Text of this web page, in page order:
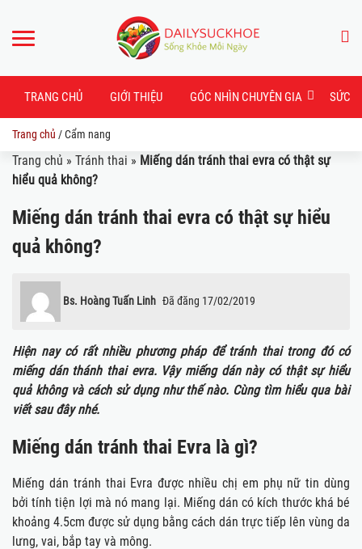
TRANG CHỦ GIỚI THIỆU GÓC NHÌN CHUYÊN GIA SỨC
Trang chủ /Cẩm nang
Trang chủ » Tránh thai » Miếng dán tránh thai evra có thật sự
hiểu quả không?
Miếng dán tránh thai evra có thật sự hiểu
quả không?
Bs. Hoàng Tuấn Linh Đã đăng 17/02/2019
Hiện nay có rất nhiều phương pháp để tránh thai trong đó có
miếng dán thánh thai evra. Vậy miếng dán này có thật sự hiểu
quả không và cách sử dụng như thế nào. Cùng tìm hiểu qua bài
viết sau đây nhé.
Miếng dán tránh thai Evra là gì?
Miếng dán tránh thai Evra được nhiều chị em phụ nữ tin dùng
bởi tính tiện lợi mà nó mang lại. Miếng dán có kích thước khá bé
khoảng 4.5cm được sử dụng bằng cách dán trực tiếp lên vùng da
lưng, vai, bắp tay và mông.